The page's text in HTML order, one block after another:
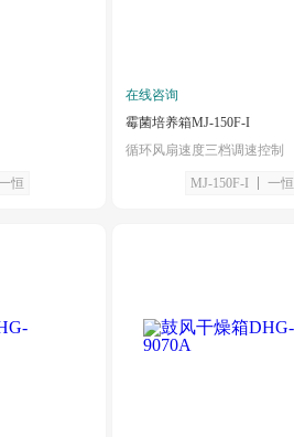
恒
在线咨询
霉菌培养箱MJ-150F-I
循环风扇速度三档调速控制
MJ-150F-I 一恒